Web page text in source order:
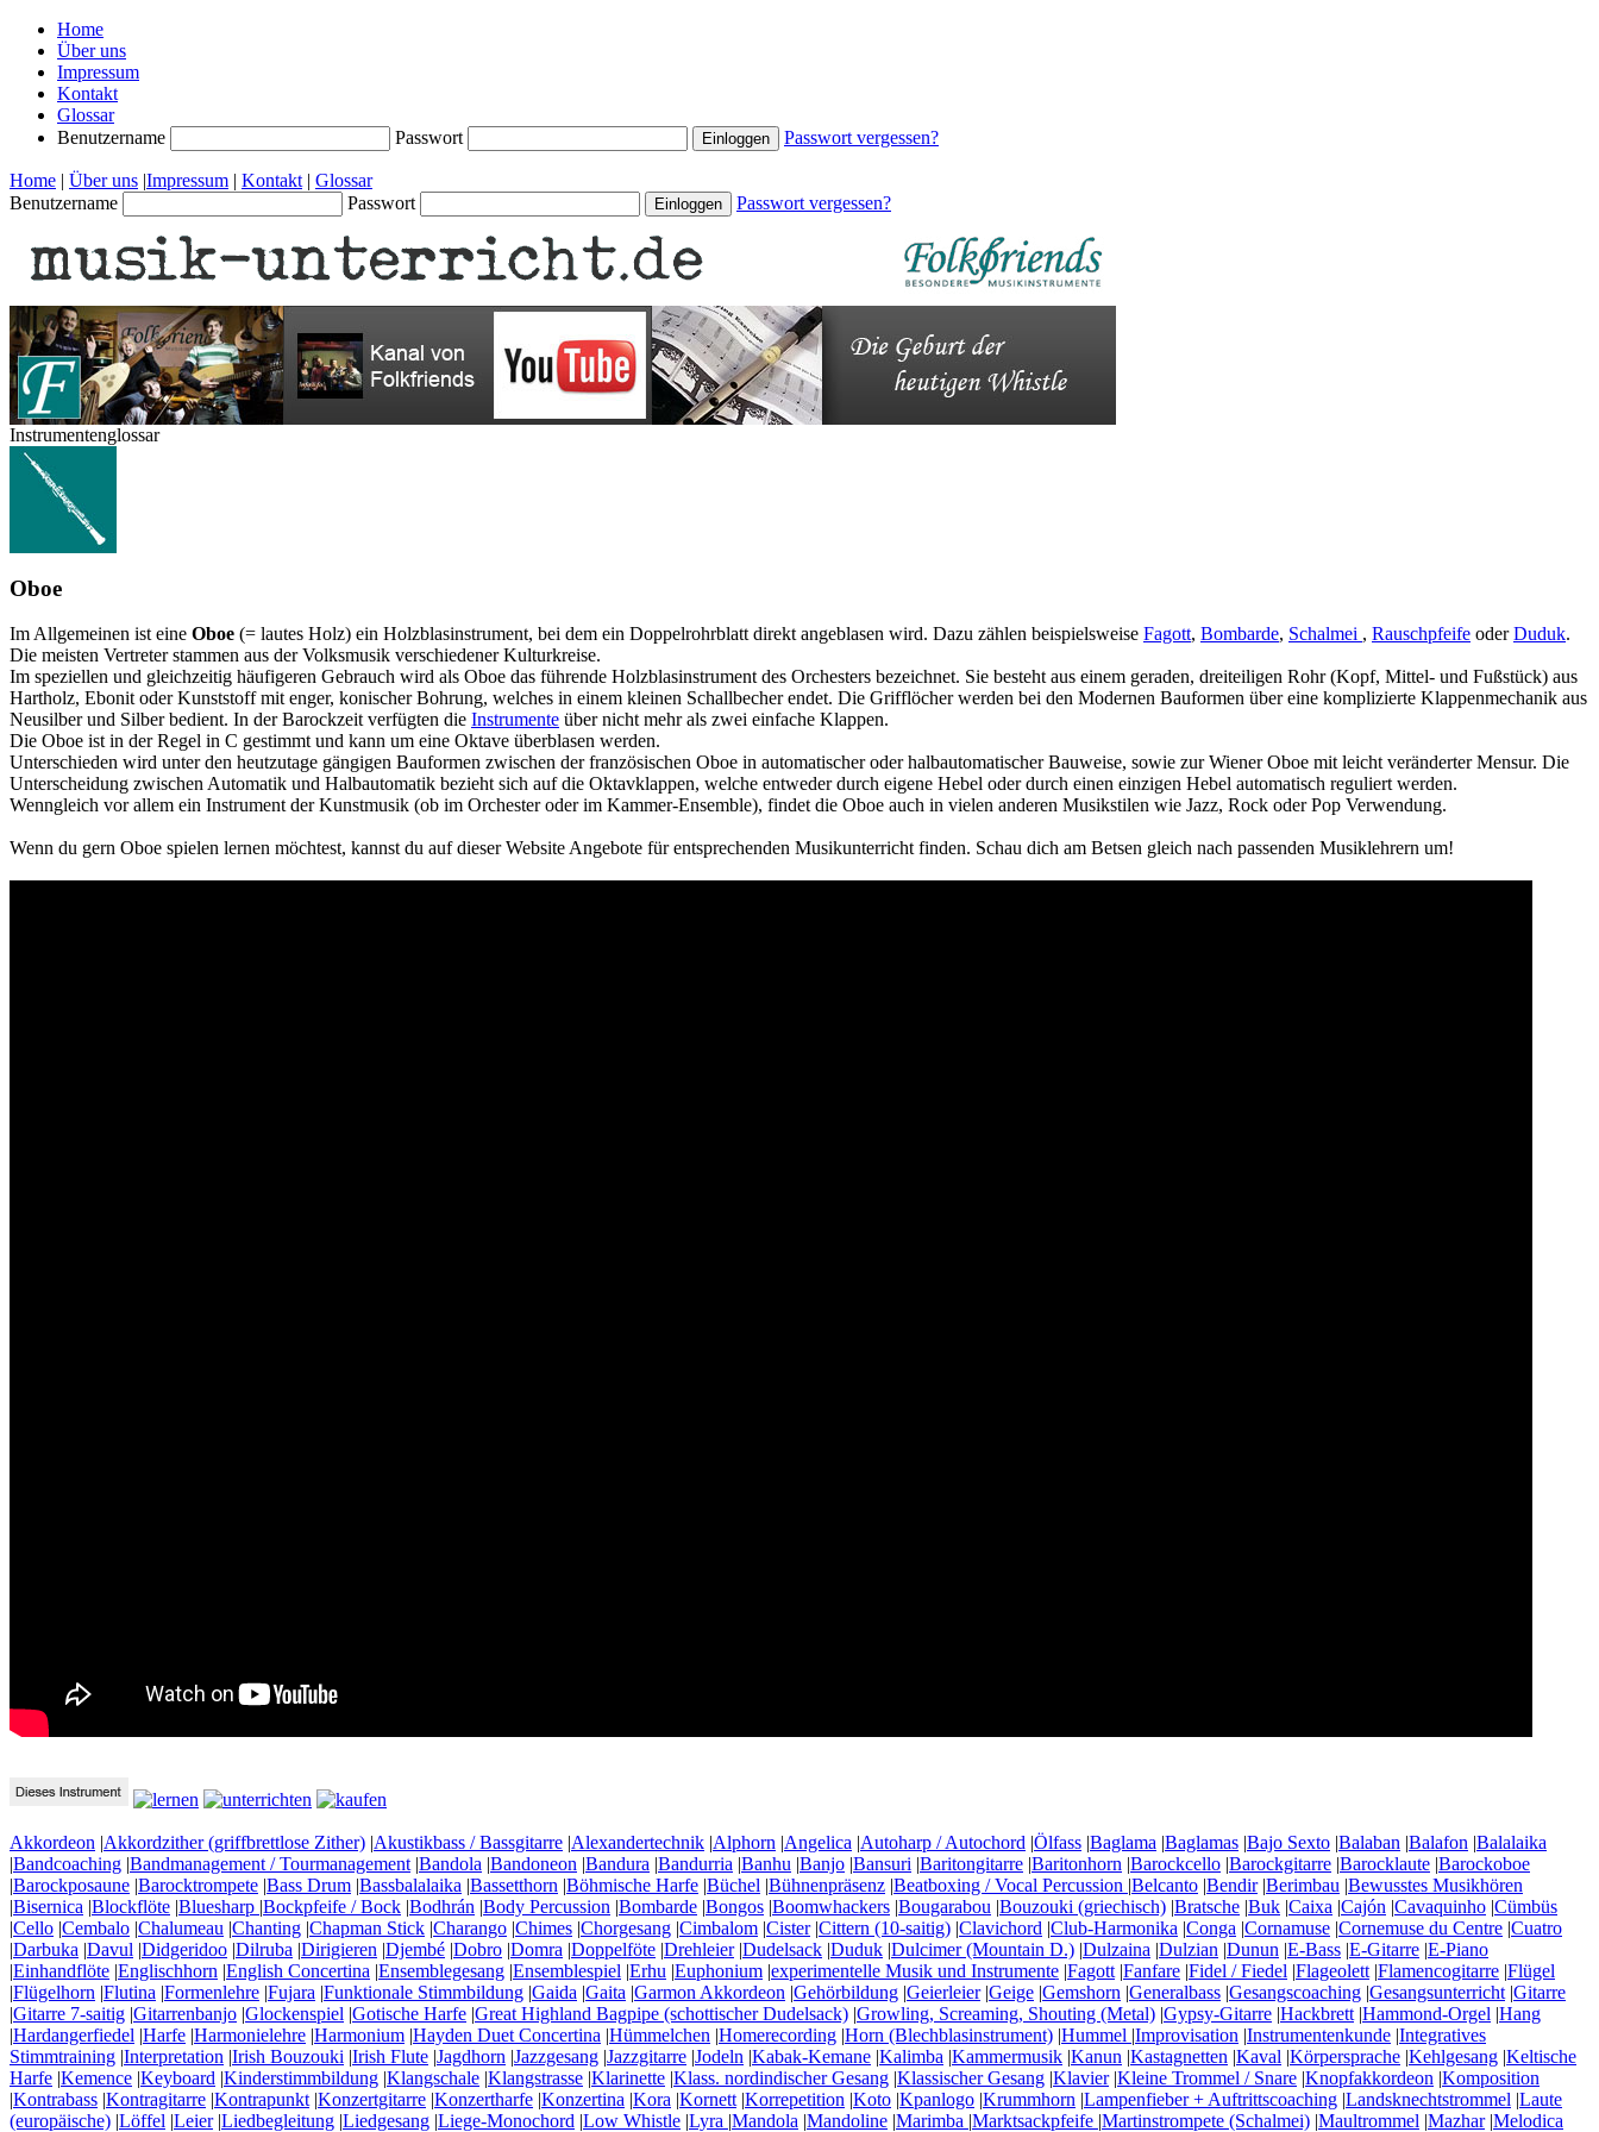
Home
Über uns
Impressum
Kontakt
Glossar
Benutzername
Passwort Passwort vergessen?
Home | Über uns |Impressum | Kontakt | Glossar
Benutzername
Passwort Passwort vergessen?
Instrumentenglossar
Oboe
Im Allgemeinen ist eine Oboe (= lautes Holz) ein Holzblasinstrument, bei dem ein Doppelrohrblatt direkt angeblasen wird. Dazu zählen beispielsweise Fagott, Bombarde, Schalmei , Rauschpfeife oderDuduk.
Die meisten Vertreter stammen aus der Volksmusik verschiedener Kulturkreise.
Im speziellen und gleichzeitig häufigeren Gebrauch wird als Oboe das führende Holzblasinstrument des Orchesters bezeichnet. Sie besteht aus einem geraden, dreiteiligen Rohr (Kopf, Mittel- und Fußstück) aus
Hartholz, Ebonit oder Kunststoff mit enger, konischer Bohrung, welches in einem kleinen Schallbecher endet. Die Grifflöcher werden bei den Modernen Bauformen über eine komplizierte Klappenmechanik aus
Neusilber und Silber bedient. In der Barockzeit verfügten die Instrumente über nicht mehr als zwei einfache Klappen.
Die Oboe ist in der Regel in C gestimmt und kann um eine Oktave überblasen werden.
Unterschieden wird unter den heutzutage gängigen Bauformen zwischen der französischen Oboe in automatischer oder halbautomatischer Bauweise, sowie zur Wiener Oboe mit leicht veränderter Mensur. Die
Unterscheidung zwischen Automatik und Halbautomatik bezieht sich auf die Oktavklappen, welche entweder durch eigene Hebel oder durch einen einzigen Hebel automatisch reguliert werden.
Wenngleich vor allem ein Instrument der Kunstmusik (ob im Orchester oder im Kammer-Ensemble), findet die Oboe auch in vielen anderen Musikstilen wie Jazz, Rock oder Pop Verwendung.
Wenn du gern Oboe spielen lernen möchtest, kannst du auf dieser Website Angebote für entsprechenden Musikunterricht finden. Schau dich am Betsen gleich nach passenden Musiklehrern um!
Akkordeon |Akkordzither (griffbrettlose Zither) |Akustikbass / Bassgitarre |Alexandertechnik |Alphorn |Angelica |Autoharp / Autochord |Ölfass |Baglama |Baglamas |Bajo Sexto |Balaban |Balafon |Balalaika
|Bandcoaching |Bandmanagement / Tourmanagement|Bandola |Bandoneon |Bandura |Bandurria |Banhu |Banjo |Bansuri |Baritongitarre |Baritonhorn |Barockcello |Barockgitarre |Barocklaute |Barockoboe
|Barockposaune |Barocktrompete |Bass Drum |Bassbalalaika |Bassetthorn |Böhmische Harfe |Büchel |Bühnenpräsenz |Beatboxing / Vocal Percussion |Belcanto |Bendir|Berimbau |Bewusstes Musikhören
|Bisernica |Blockflöte |Bluesharp |Bockpfeife / Bock |Bodhrán |Body Percussion |Bombarde |Bongos |Boomwhackers |Bougarabou |Bouzouki (griechisch) |Bratsche |Buk |Caixa |Cajón |Cavaquinho |Cümbüs
|Cello |Cembalo |Chalumeau |Chanting |Chapman Stick |Charango |Chimes |Chorgesang |Cimbalom |Cister|Cittern (10-saitig) |Clavichord |Club-Harmonika |Conga |Cornamuse |Cornemuse du Centre |Cuatro
|Darbuka |Davul |Didgeridoo |Dilruba |Dirigieren |Djembé |Dobro |Domra |Doppelföte |Drehleier|Dudelsack |Duduk |Dulcimer (Mountain D.) |Dulzaina |Dulzian |Dunun |E-Bass |E-Gitarre |E-Piano
|Einhandflöte |Englischhorn |English Concertina |Ensemblegesang |Ensemblespiel |Erhu |Euphonium |experimentelle Musik und Instrumente |Fagott|Fanfare |Fidel / Fiedel |Flageolett|Flamencogitarre |Flügel
|Flügelhorn |Flutina |Formenlehre |Fujara |Funktionale Stimmbildung |Gaida |Gaita |Garmon Akkordeon |Gehörbildung |Geierleier|Geige |Gemshorn |Generalbass |Gesangscoaching |Gesangsunterricht|Gitarre
|Gitarre 7-saitig |Gitarrenbanjo |Glockenspiel |Gotische Harfe |Great Highland Bagpipe (schottischer Dudelsack) |Growling, Screaming, Shouting (Metal) |Gypsy-Gitarre |Hackbrett|Hammond-Orgel |Hang
|Hardangerfiedel |Harfe |Harmonielehre |Harmonium |Hayden Duet Concertina |Hümmelchen |Homerecording |Horn (Blechblasinstrument) |Hummel |Improvisation |Instrumentenkunde |Integratives
Stimmtraining |Interpretation |Irish Bouzouki |Irish Flute |Jagdhorn |Jazzgesang |Jazzgitarre |Jodeln |Kabak-Kemane |Kalimba |Kammermusik |Kanun |Kastagnetten |Kaval |Körpersprache |Kehlgesang |Keltische
Harfe |Kemence |Keyboard |Kinderstimmbildung |Klangschale |Klangstrasse |Klarinette |Klass. nordindischer Gesang |Klassischer Gesang |Klavier|Kleine Trommel / Snare |Knopfakkordeon |Komposition
|Kontrabass |Kontragitarre |Kontrapunkt|Konzertgitarre |Konzertharfe |Konzertina |Kora |Kornett|Korrepetition |Koto |Kpanlogo |Krummhorn |Lampenfieber + Auftrittscoaching |Landsknechtstrommel |Laute
(europäische) |Löffel |Leier|Liedbegleitung |Liedgesang |Liege-Monochord |Low Whistle |Lyra |Mandola |Mandoline |Marimba |Marktsackpfeife |Martinstrompete (Schalmei) |Maultrommel |Mazhar|Melodica